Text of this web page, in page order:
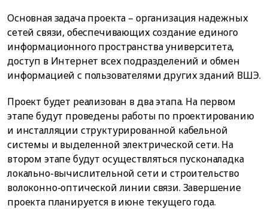
Основная задача проекта – организация надежных
сетей связи, обеспечивающих создание единого
информационного пространства университета,
доступ в Интернет всех подразделений и обмен
информацией с пользователями других зданий ВШЭ.
Проект будет реализован в два этапа. На первом
этапе будут проведены работы по проектированию
и инсталляции структурированной кабельной
системы и выделенной электрической сети. На
втором этапе будут осуществляться пусконаладка
локально-вычислительной сети и строительство
волоконно-оптической линии связи. Завершение
проекта планируется в июне текущего года.